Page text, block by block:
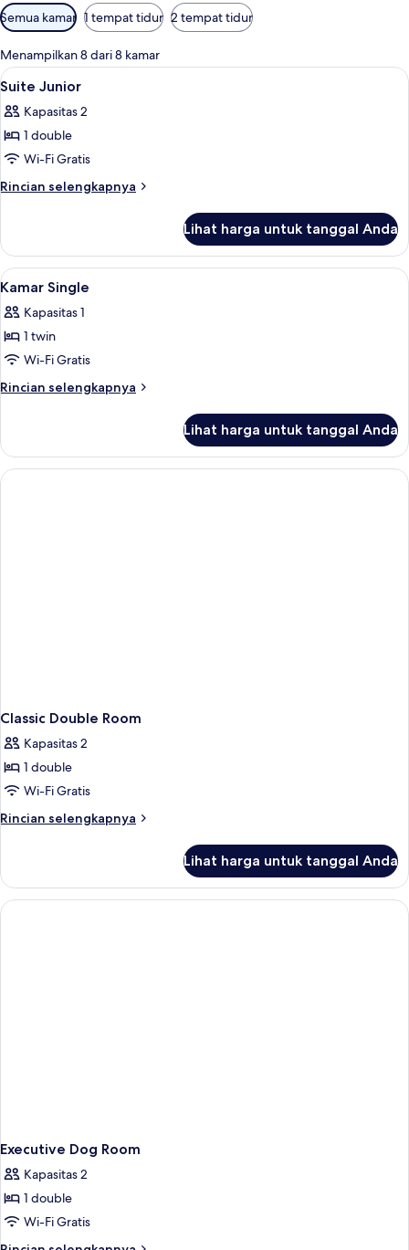
Filter
tersedia
untuk
kamar
Semua kamar 1 tempat tidur 2 tempat tidur
Menampilkan 8 dari 8 kamar
Lihat
semua
foto
untuk
Suite
Junior
Suite Junior | Seprai premium, meja
11
Suite Junior
Kapasitas 2
1 double
Wi-Fi Gratis
Rincian selengkapnya
Rincian
Suite
Junior
Lihat harga untuk tanggal Anda
Lihat
semua
foto
untuk
Kamar
Single
Kamar Single | Seprai premium,
4
Kamar Single
Kapasitas 1
1 twin
Wi-Fi Gratis
Rincian selengkapnya
Rincian
Kamar
Single
Lihat harga untuk tanggal Anda
Classic Double Room
Kapasitas 2
1 double
Wi-Fi Gratis
Rincian selengkapnya
Rincian
Classic
Double
Room
Lihat harga untuk tanggal Anda
Executive Dog Room
Kapasitas 2
1 double
Wi-Fi Gratis